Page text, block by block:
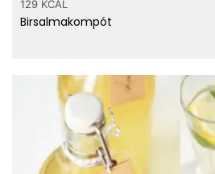
vitaminok
129 KCAL
Birsalmakompót